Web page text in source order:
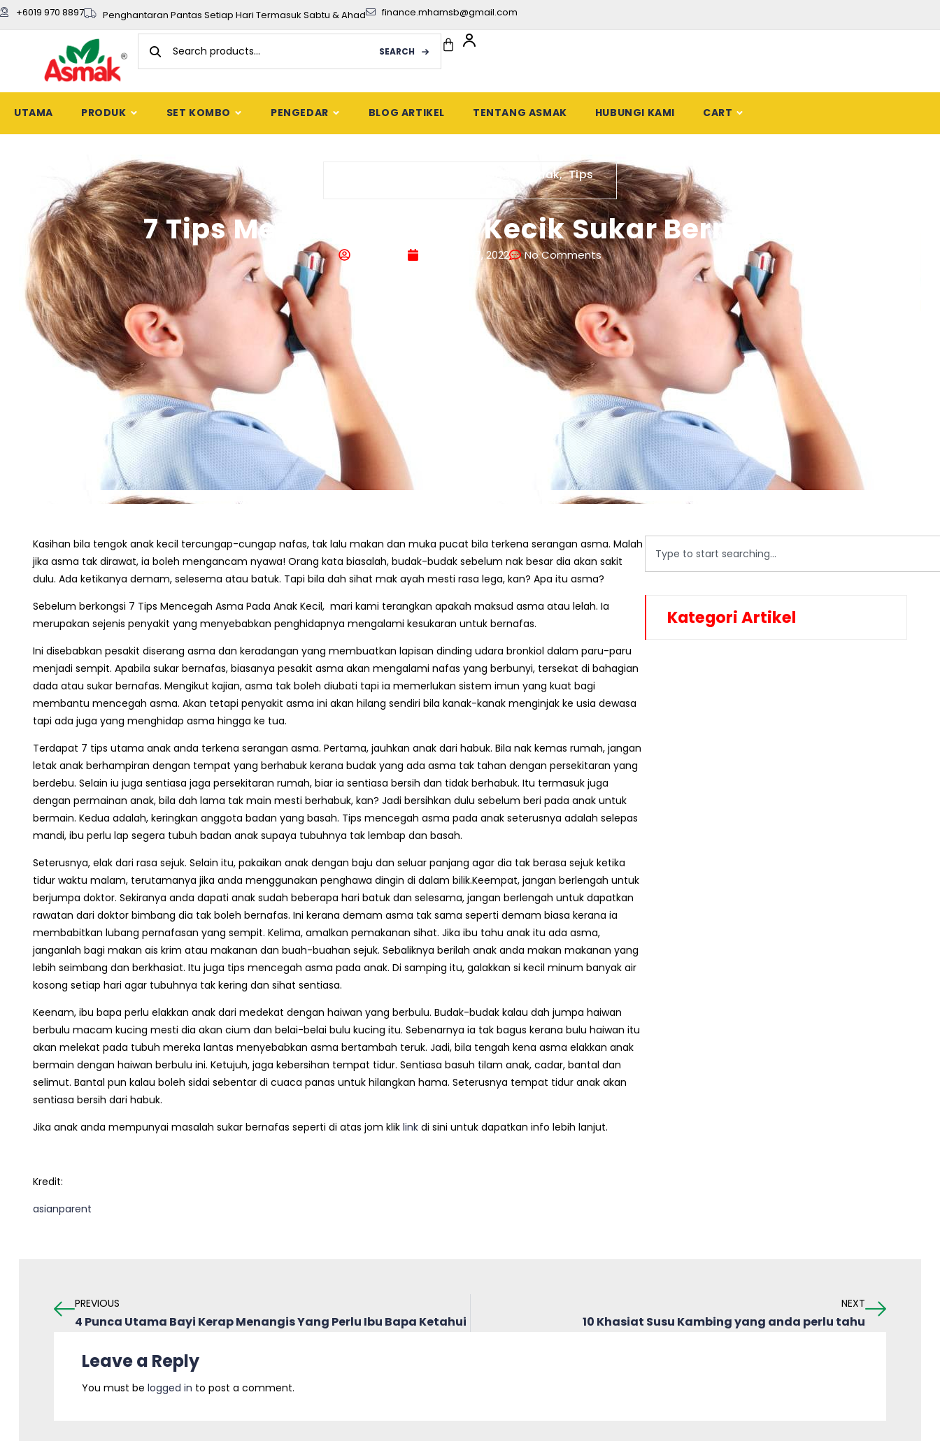
+6019 970 8897 Penghantaran Pantas Setiap Hari Termasuk Sabtu & Ahad finance.mhamsb@gmail.com
SEARCH
UTAMA PRODUK SET KOMBO PENGEDAR BLOG ARTIKEL TENTANG ASMAK HUBUNGI KAMI CART
Kesihatan Kanak-Kanak,Tips
7 Tips Membantu Anak Kecik Sukar Bernafas
October 27, 2022 No Comments
Kasihan bila tengok anak kecil tercungap-cungap nafas, tak lalu makan dan muka pucat bila terkena serangan asma. Malah
jika asma tak dirawat, ia boleh mengancam nyawa! Orang kata biasalah, budak-budak sebelum nak besar dia akan sakit
dulu. Ada ketikanya demam, selesema atau batuk. Tapi bila dah sihat mak ayah mesti rasa lega, kan? Apa itu asma?
Sebelum berkongsi 7 Tips Mencegah Asma Pada Anak Kecil, mari kami terangkan apakah maksud asma atau lelah. Ia
merupakan sejenis penyakit yang menyebabkan penghidapnya mengalami kesukaran untuk bernafas.
Ini disebabkan pesakit diserang asma dan keradangan yang membuatkan lapisan dinding udara bronkiol dalam paru-paru
menjadi sempit. Apabila sukar bernafas, biasanya pesakit asma akan mengalami nafas yang berbunyi, tersekat di bahagian
dada atau sukar bernafas. Mengikut kajian, asma tak boleh diubati tapi ia memerlukan sistem imun yang kuat bagi
membantu mencegah asma. Akan tetapi penyakit asma ini akan hilang sendiri bila kanak-kanak menginjak ke usia dewasa
tapi ada juga yang menghidap asma hingga ke tua.
Terdapat 7 tips utama anak anda terkena serangan asma. Pertama, jauhkan anak dari habuk. Bila nak kemas rumah, jangan
letak anak berhampiran dengan tempat yang berhabuk kerana budak yang ada asma tak tahan dengan persekitaran yang
berdebu. Selain iu juga sentiasa jaga persekitaran rumah, biar ia sentiasa bersih dan tidak berhabuk. Itu termasuk juga
dengan permainan anak, bila dah lama tak main mesti berhabuk, kan? Jadi bersihkan dulu sebelum beri pada anak untuk
bermain. Kedua adalah, keringkan anggota badan yang basah. Tips mencegah asma pada anak seterusnya adalah selepas
mandi, ibu perlu lap segera tubuh badan anak supaya tubuhnya tak lembap dan basah.
Seterusnya, elak dari rasa sejuk. Selain itu, pakaikan anak dengan baju dan seluar panjang agar dia tak berasa sejuk ketika
tidur waktu malam, terutamanya jika anda menggunakan penghawa dingin di dalam bilik.Keempat, jangan berlengah untuk
berjumpa doktor. Sekiranya anda dapati anak sudah beberapa hari batuk dan selesama, jangan berlengah untuk dapatkan
rawatan dari doktor bimbang dia tak boleh bernafas. Ini kerana demam asma tak sama seperti demam biasa kerana ia
membabitkan lubang pernafasan yang sempit. Kelima, amalkan pemakanan sihat. Jika ibu tahu anak itu ada asma,
janganlah bagi makan ais krim atau makanan dan buah-buahan sejuk. Sebaliknya berilah anak anda makan makanan yang
lebih seimbang dan berkhasiat. Itu juga tips mencegah asma pada anak. Di samping itu, galakkan si kecil minum banyak air
kosong setiap hari agar tubuhnya tak kering dan sihat sentiasa.
Keenam, ibu bapa perlu elakkan anak dari medekat dengan haiwan yang berbulu. Budak-budak kalau dah jumpa haiwan
berbulu macam kucing mesti dia akan cium dan belai-belai bulu kucing itu. Sebenarnya ia tak bagus kerana bulu haiwan itu
akan melekat pada tubuh mereka lantas menyebabkan asma bertambah teruk. Jadi, bila tengah kena asma elakkan anak
bermain dengan haiwan berbulu ini. Ketujuh, jaga kebersihan tempat tidur. Sentiasa basuh tilam anak, cadar, bantal dan
selimut. Bantal pun kalau boleh sidai sebentar di cuaca panas untuk hilangkan hama. Seterusnya tempat tidur anak akan
sentiasa bersih dari habuk.
Jika anak anda mempunyai masalah sukar bernafas seperti di atas jom klik link di sini untuk dapatkan info lebih lanjut.
Kredit:
asianparent
Kategori Artikel
PREVIOUS
4 Punca Utama Bayi Kerap Menangis Yang Perlu Ibu Bapa Ketahui
NEXT
10 Khasiat Susu Kambing yang anda perlu tahu
Leave a Reply
You must be logged in to post a comment.